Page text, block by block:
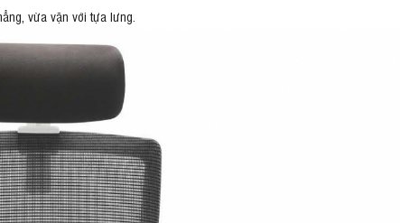
vừa vặn với tựa lưng.